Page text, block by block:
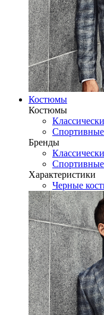
Костюмы
Костюмы
Бренды
Характеристики
Черные